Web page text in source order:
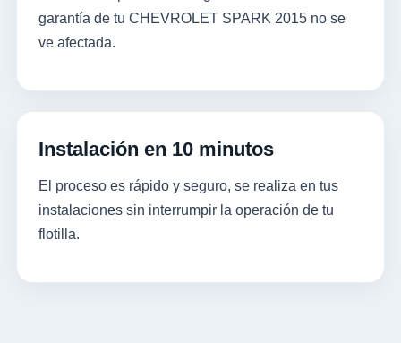
garantía de tu CHEVROLET SPARK 2015 no se
ve afectada.
Instalación en 10 minutos
El proceso es rápido y seguro, se realiza en tus
instalaciones sin interrumpir la operación de tu
flotilla.